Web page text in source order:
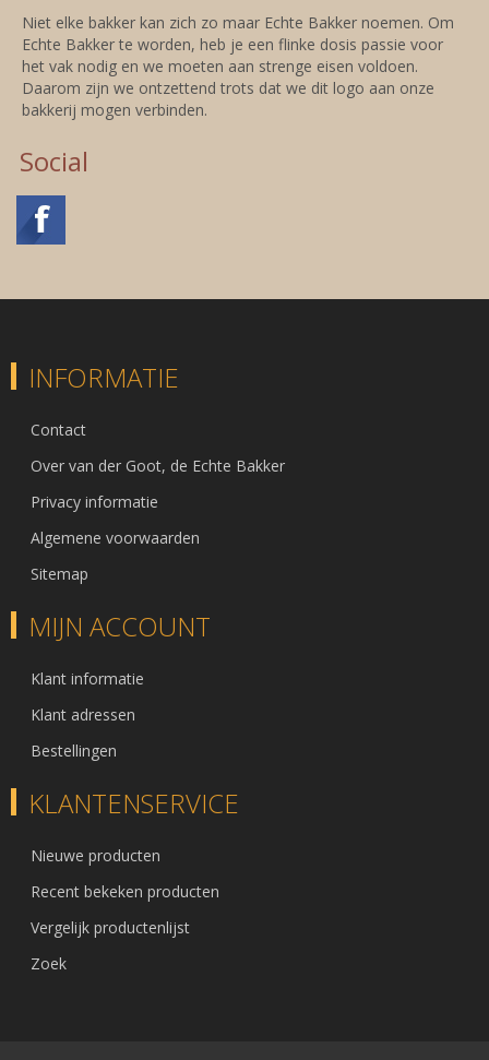
Niet elke bakker kan zich zo maar Echte Bakker noemen. Om
Echte Bakker te worden, heb je een flinke dosis passie voor
het vak nodig en we moeten aan strenge eisen voldoen.
Daarom zijn we ontzettend trots dat we dit logo aan onze
bakkerij mogen verbinden.
Social
INFORMATIE
Contact
Over van der Goot, de Echte Bakker
Privacy informatie
Algemene voorwaarden
Sitemap
MIJN ACCOUNT
Klant informatie
Klant adressen
Bestellingen
KLANTENSERVICE
Nieuwe producten
Recent bekeken producten
Vergelijk productenlijst
Zoek